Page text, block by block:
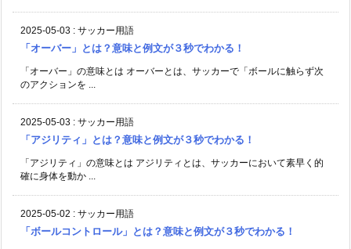
2025-05-03 : サッカー用語
「オーバー」とは？意味と例文が３秒でわかる！
「オーバー」の意味とは オーバーとは、サッカーで「ボールに触らず次
のアクションを ...
2025-05-03 : サッカー用語
「アジリティ」とは？意味と例文が３秒でわかる！
「アジリティ」の意味とは アジリティとは、サッカーにおいて素早く的
確に身体を動か ...
2025-05-02 : サッカー用語
「ボールコントロール」とは？意味と例文が３秒でわかる！